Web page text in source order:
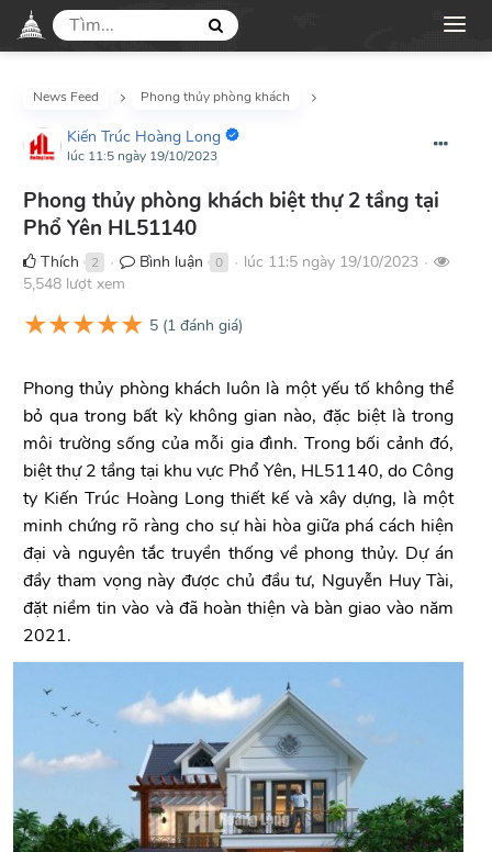
News Feed Phong thủy phòng khách
Kiến Trúc Hoàng Long
lúc 11:5 ngày 19/10/2023
Phong thủy phòng khách biệt thự 2 tầng tại
Phổ Yên HL51140
Thích 2 ● Bình luận 0 ● lúc 11:5 ngày 19/10/2023 ●
5,548 lượt xem
★★★★★ 5 (1 đánh giá)
Phong thủy phòng khách luôn là một yếu tố không thể
bỏ qua trong bất kỳ không gian nào, đặc biệt là trong
môi trường sống của mỗi gia đình. Trong bối cảnh đó,
biệt thự 2 tầng tại khu vực Phổ Yên, HL51140, do Công
ty Kiến Trúc Hoàng Long thiết kế và xây dựng, là một
minh chứng rõ ràng cho sự hài hòa giữa phá cách hiện
đại và nguyên tắc truyền thống về phong thủy. Dự án
đầy tham vọng này được chủ đầu tư, Nguyễn Huy Tài,
đặt niềm tin vào và đã hoàn thiện và bàn giao vào năm
2021.